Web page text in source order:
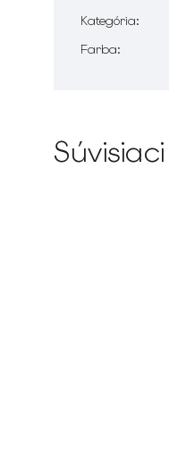
Kategória:
Farba: